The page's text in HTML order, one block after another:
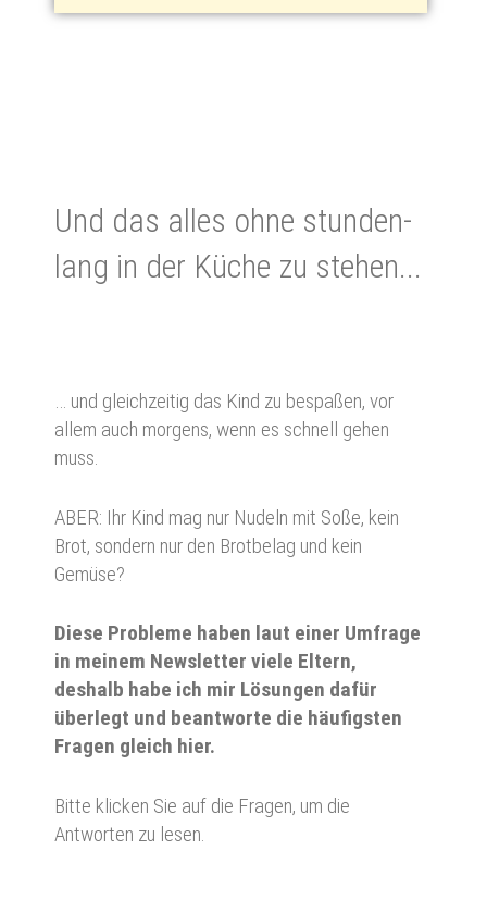
Und das alles ohne stun­den­
lang in der Kü­che zu ste­hen...
… und gleichzeitig das Kind zu bespaßen, vor
allem auch morgens, wenn es schnell gehen
muss.
ABER: Ihr Kind mag nur Nudeln mit Soße, kein
Brot, sondern nur den Brotbelag und kein
Gemüse?
Diese Probleme haben laut einer Umfrage
in meinem Newsletter viele Eltern,
deshalb habe ich mir Lösungen dafür
überlegt und beantworte die häufigsten
Fragen gleich hier.
Bitte klicken Sie auf die Fragen, um die
Antworten zu lesen.